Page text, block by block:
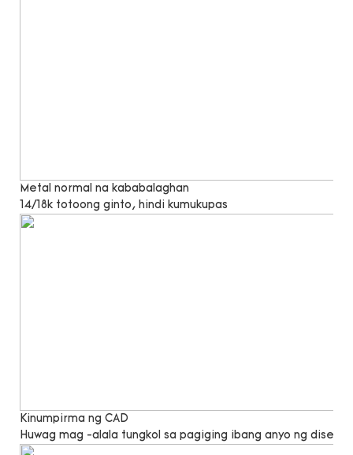
Metal normal na kababalaghan
14/18k totoong ginto, hindi kumukupas
Kinumpirma ng CAD
Huwag mag -alala tungkol sa pagiging ibang anyo ng disenyo